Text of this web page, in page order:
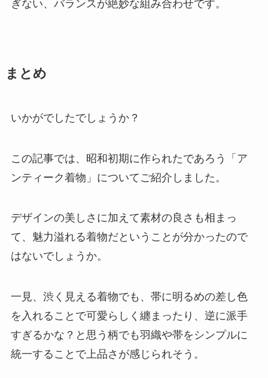
ぎない、バランスが絶妙な組み合わせです。
まとめ
いかがでしたでしょうか？
この記事では、昭和初期に作られたであろう「ア
ンティーク着物」についてご紹介しました。
デザインの美しさに加えて素材の良さも相まっ
て、魅力溢れる着物だということが分かったので
はないでしょうか。
一見、渋く見える着物でも、帯に明るめの差し色
を入れることで可愛らしく纏まったり、逆に派手
すぎるかな？と思う柄でも羽織や帯をシンプルに
統一することで上品さが感じられそう。